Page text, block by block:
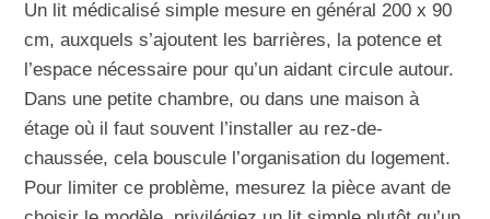
Un lit médicalisé simple mesure en général 200 x 90
cm, auxquels s’ajoutent les barrières, la potence et
l’espace nécessaire pour qu’un aidant circule autour.
Dans une petite chambre, ou dans une maison à
étage où il faut souvent l’installer au rez-de-
chaussée, cela bouscule l’organisation du logement.
Pour limiter ce problème, mesurez la pièce avant de